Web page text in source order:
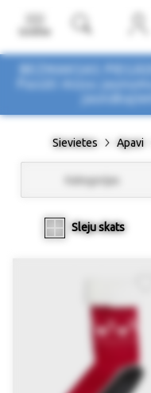
BEZMAKSAS
Pasūti mūsu
Sievietes Apavi
Kategorijas
Sleju skats